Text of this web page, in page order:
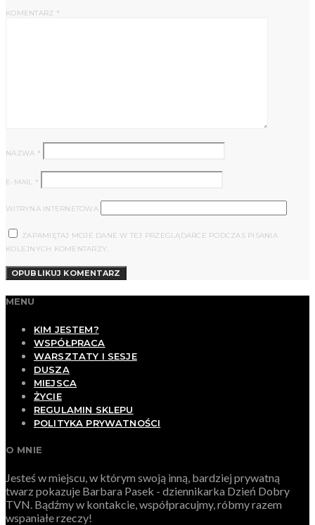
KOMENTARZ *
NAZWA *
E-MAIL *
WITRYNA INTERNETOWA
ZAPAMIĘTAJ MOJE DANE W TEJ PRZEGLĄDARCE PODCZAS PISANIA
KOLEJNYCH KOMENTARZY.
MENU
KIM JESTEM?
WSPÓŁPRACA
WARSZTATY I SESJE
DUSZA
MIEJSCA
ŻYCIE
REGULAMIN SKLEPU
POLITYKA PRYWATNOŚCI
O MNIE
Jesteś w miejscu, w którym swoją inną, bardziej prywatną
twarz pokazuje Barbara Pasek - dziennikarka Dzień Dobry
TVN. Bądźmy w kontakcie, współpracujmy, róbmy razem
wspaniałe rzeczy!